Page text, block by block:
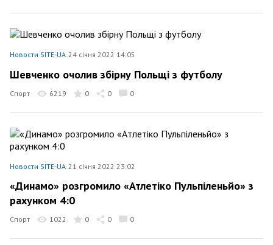
Новости SITE-UA 24 січня 2022 14:05
Шевченко очолив збірну Польщі з футболу
Спорт 6219 0 0 0
Новости SITE-UA 21 січня 2022 23:02
«Динамо» розгромило «Атлетіко Пульпіленьйо» з
рахунком 4:0
Спорт 1022 0 0 0